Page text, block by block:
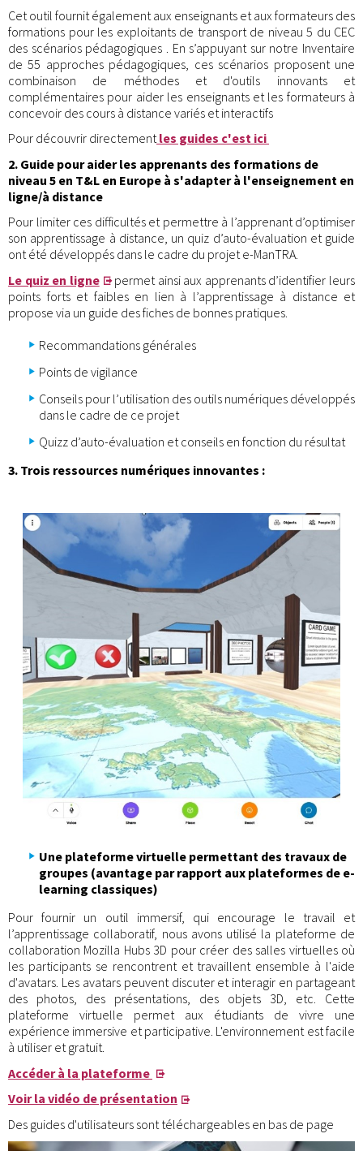
Cet outil fournit également aux enseignants et aux formateurs des
formations pour les exploitants de transport de niveau 5 du CEC
des scénarios pédagogiques . En s’appuyant sur notre Inventaire
de 55 approches pédagogiques, ces scénarios proposent une
combinaison de méthodes et d'outils innovants et
complémentaires pour aider les enseignants et les formateurs à
concevoir des cours à distance variés et interactifs
Pour découvrir directementles guides c'est ici
2. Guide pour aider les apprenants des formations de
niveau 5 en T&L en Europe à s'adapter à l'enseignement en
ligne/à distance
Pour limiter ces difficultés et permettre à l’apprenant d’optimiser
son apprentissage à distance, un quiz d’auto-évaluation et guide
ont été développés dans le cadre du projet e-ManTRA.
Le quiz en ligne
permet ainsi aux apprenants d’identifier leurs
points forts et faibles en lien à l’apprentissage à distance et
propose via un guide des fiches de bonnes pratiques.
Recommandations générales
Points de vigilance
Conseils pour l’utilisation des outils numériques développés
dans le cadre de ce projet
Quizz d’auto-évaluation et conseils en fonction du résultat
3. Trois ressources numériques innovantes :
Une plateforme virtuelle permettant des travaux de
groupes (avantage par rapport aux plateformes de e-
learning classiques)
Pour fournir un outil immersif, qui encourage le travail et
l’apprentissage collaboratif, nous avons utilisé la plateforme de
collaboration Mozilla Hubs 3D pour créer des salles virtuelles où
les participants se rencontrent et travaillent ensemble à l'aide
d'avatars. Les avatars peuvent discuter et interagir en partageant
des photos, des présentations, des objets 3D, etc. Cette
plateforme virtuelle permet aux étudiants de vivre une
expérience immersive et participative. L'environnement est facile
à utiliser et gratuit.
Accéder à la plateforme
Voir la vidéo de présentation
Des guides d'utilisateurs sont téléchargeables en bas de page